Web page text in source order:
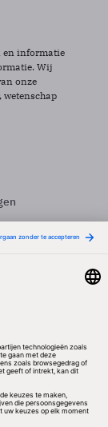
en informatie
Wij
onze
wetenschap